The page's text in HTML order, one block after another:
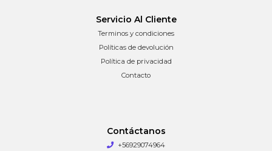
Servicio Al Cliente
Terminos y condiciones
Políticas de devolución
Política de privacidad
Contacto
Contáctanos
+56929074964